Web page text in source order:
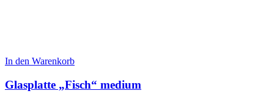
In den Warenkorb
Glasplatte „Fisch“ medium